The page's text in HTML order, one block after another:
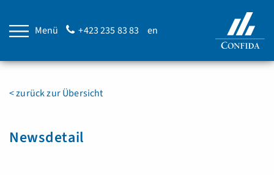
Menü +423 235 83 83 en
< zurück zur Übersicht
Newsdetail